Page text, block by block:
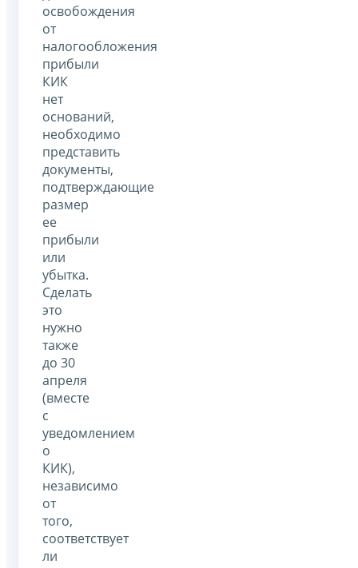
освобождения
от
налогообложения
прибыли
КИК
нет
оснований,
необходимо
представить
документы,
подтверждающие
размер
ее
прибыли
или
убытка.
Сделать
это
нужно
также
до 30
апреля
(вместе
с
уведомлением
о
КИК),
независимо
от
того,
соответствует
ли